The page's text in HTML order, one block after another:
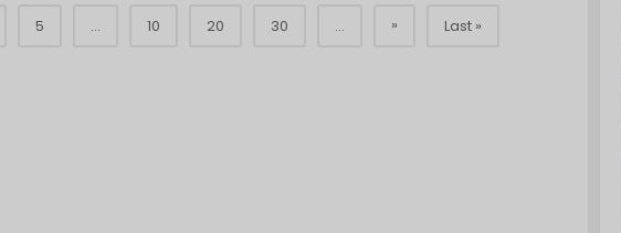
5 ... 10 20 30 ... » Last »